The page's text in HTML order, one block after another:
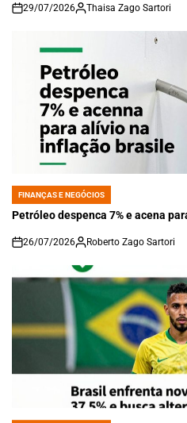
on
29/07/2026 Thaisa Zago Sartori
POSTED
IN
FINANÇAS E NEGÓCIOS
Petróleo despenca 7% e acena
on
26/07/2026 Roberto Zago Sartori